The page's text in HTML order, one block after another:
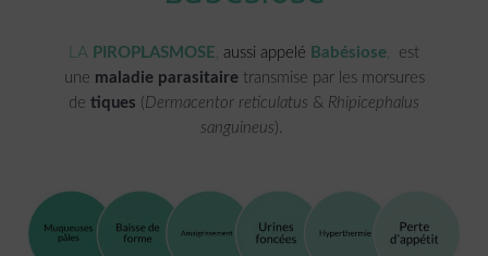
LA PIROPLASMOSE aussi appelé Babésiose
est
une maladie parasitaire transmise par les morsures
de tiques (Dermacentor reticulatus & Rhipicephalus
sanguineus).